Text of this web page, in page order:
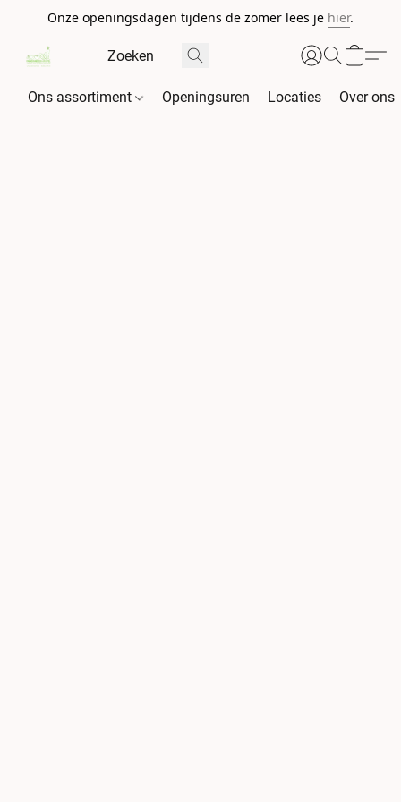
Onze openingsdagen tijdens de zomer lees je hier.
Ons assortiment Openingsuren Locaties Over ons